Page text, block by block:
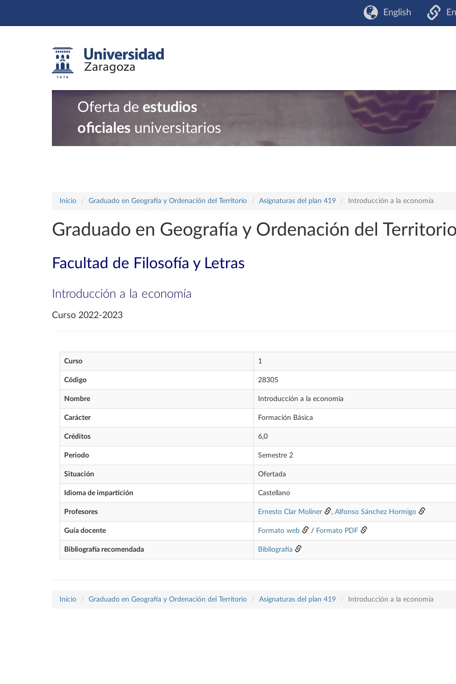
English
Oferta de estudios
oficiales universitarios
Inicio Graduado en Geografía y Ordenación del Territorio Asignaturas del plan 419 Introducción a la economía
Graduado en Geografía y Ordenación del
Facultad de Filosofía y Letras
Introducción a la economía
Curso 2022-2023
Curso 1
Código 28305
Nombre Introducción a la economía
Carácter Formación Básica
Créditos 6,0
Periodo Semestre 2
Situación Ofertada
Idioma de impartición Castellano
Profesores Ernesto Clar Moliner , Alfonso Sánchez Hormigo
Guía docente Formato web / Formato PDF
Bibliografía recomendada Bibliografía
Inicio Graduado en Geografía y Ordenación del Territorio Asignaturas del plan 419 Introducción a la economía